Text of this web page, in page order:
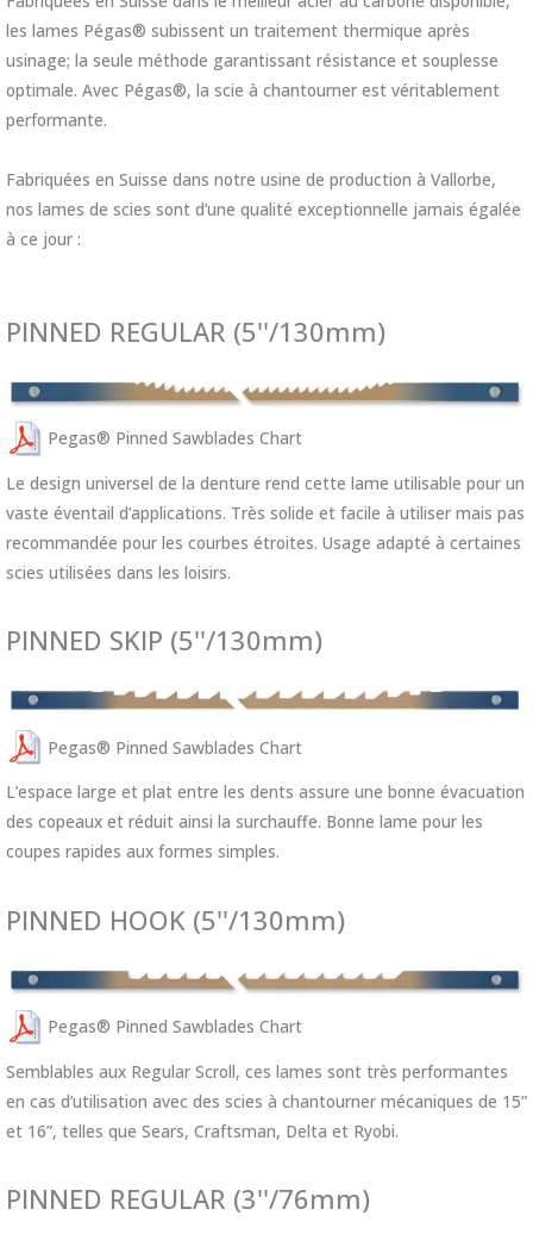
les lames Pégas® subissent un traitement thermique après
usinage; la seule méthode garantissant résistance et souplesse
optimale. Avec Pégas®, la scie à chantourner est véritablement
performante.
Fabriquées en Suisse dans notre usine de production à Vallorbe,
nos lames de scies sont d’une qualité exceptionnelle jamais égalée
à ce jour :
PINNED REGULAR (5''/130mm)
Pegas® Pinned Sawblades Chart
Le design universel de la denture rend cette lame utilisable pour un
vaste éventail d’applications. Très solide et facile à utiliser mais pas
recommandée pour les courbes étroites. Usage adapté à certaines
scies utilisées dans les loisirs.​
PINNED SKIP (5''/130mm)
Pegas® Pinned Sawblades Chart
L’espace large et plat entre les dents assure une bonne évacuation
des copeaux et réduit ainsi la surchauffe. Bonne lame pour les
coupes rapides aux formes simples.
PINNED HOOK (5''/130mm)
Pegas® Pinned Sawblades Chart
Semblables aux Regular Scroll, ces lames sont très performantes
en cas d’utilisation avec des scies à chantourner mécaniques de 15”
et 16”, telles que Sears, Craftsman, Delta et Ryobi.
PINNED REGULAR (3''/76mm)